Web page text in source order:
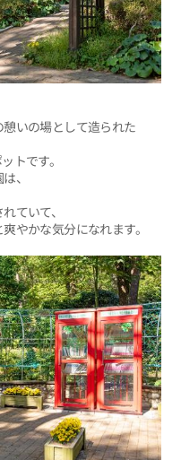
いの場として造られた
トです。
、
ていて、
やかな気分になれます。